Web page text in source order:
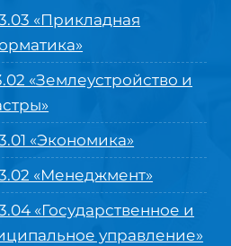
«Прикладная
«Землеустройство и
«Экономика»
«Менеджмент»
«Государственное и
управление»